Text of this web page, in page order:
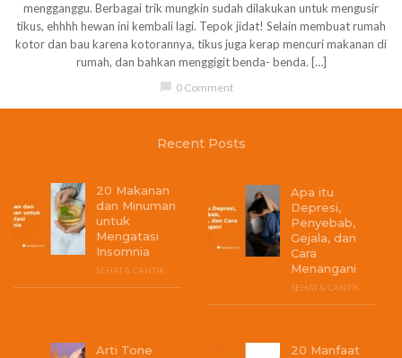
mengganggu. Berbagai trik mungkin sudah dilakukan untuk mengusir
tikus, ehhhh hewan ini kembali lagi. Tepok jidat! Selain membuat rumah
kotor dan bau karena kotorannya, tikus juga kerap mencuri makanan di
rumah, dan bahkan menggigit benda- benda. […]
chat_bubble 0 Comment
Recent Posts
20 Makanan
dan Minuman
untuk
Mengatasi
Insomnia
SEHAT & CANTIK
Apa itu
Depresi,
Penyebab,
Gejala, dan
Cara
Menangani
SEHAT & CANTIK
Arti Tone 20 Manfaat